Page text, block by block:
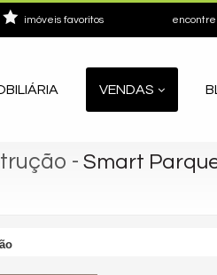
imóveis favoritos
VENDAS
- Smart